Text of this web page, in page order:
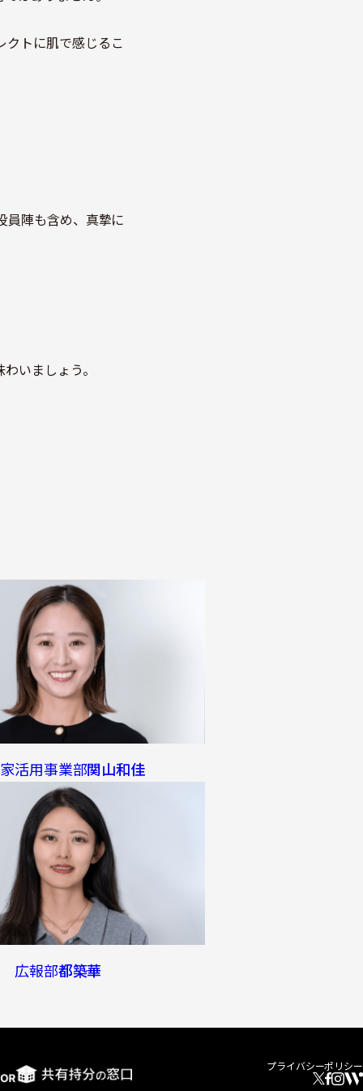
クトに肌で感じるこ
員陣も含め、真摯に
いましょう。
活用事業部関山和佳
広報部都築華
プライバシーポリシー